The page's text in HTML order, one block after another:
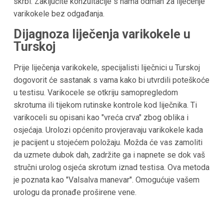
varikokele bez odgađanja.
Dijagnoza liječenja varikokele u
Turskoj
Prije liječenja varikokele, specijalisti liječnici u Turskoj
dogovorit će sastanak s vama kako bi utvrdili poteškoće
u testisu. Varikocele se otkriju samopregledom
skrotuma ili tijekom rutinske kontrole kod liječnika. Ti
varikoceli su opisani kao "vreća crva" zbog oblika i
osjećaja. Urolozi općenito provjeravaju varikokele kada
je pacijent u stojećem položaju. Možda će vas zamoliti
da uzmete dubok dah, zadržite ga i napnete se dok vaš
stručni urolog osjeća skrotum iznad testisa. Ova metoda
je poznata kao "Valsalva manevar". Omogućuje vašem
urologu da pronađe proširene vene.